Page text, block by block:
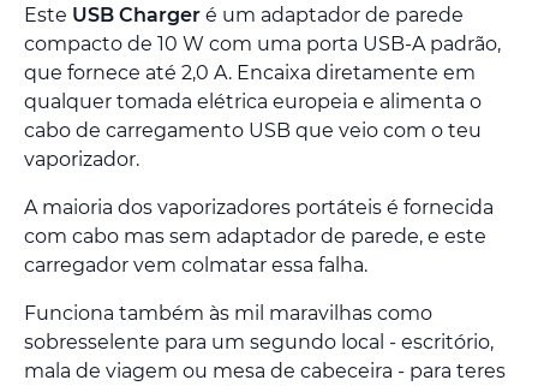
Este USB Charger é um adaptador de parede
compacto de 10 W com uma porta USB-A padrão,
que fornece até 2,0 A. Encaixa diretamente em
qualquer tomada elétrica europeia e alimenta o
cabo de carregamento USB que veio com o teu
vaporizador.
A maioria dos vaporizadores portáteis é fornecida
com cabo mas sem adaptador de parede, e este
carregador vem colmatar essa falha.
Funciona também às mil maravilhas como
sobresselente para um segundo local - escritório,
mala de viagem ou mesa de cabeceira - para teres